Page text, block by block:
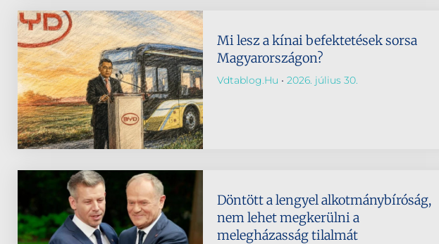
Mi lesz a kínai befektetések sorsa
Magyarországon?
Vdtablog.hu 2026. július 30.
Döntött a lengyel alkotmánybíróság,
nem lehet megkerülni a
melegházasság tilalmát